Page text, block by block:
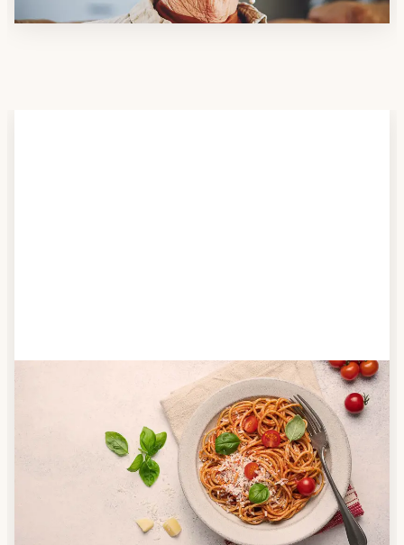
Anbieter finden
Nutzen Sie unsere große Mahlzeiten-Dienst-Suche,
um herauszufinden, welche Anbieter es in Ihrer
Region gibt und welcher am besten zu Ihnen passt.
Verschaffen Sie sich auch einen Überblick über die
Essen auf Rädern-Kosten.